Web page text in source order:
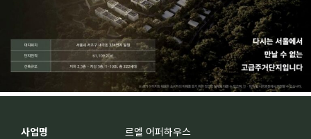
사업명 르엘 어퍼하우스